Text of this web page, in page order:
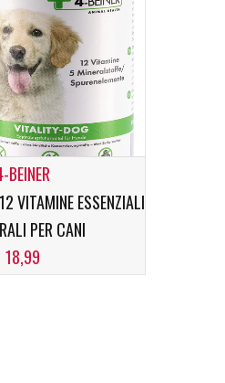
BEINER
VITAMINE ESSENZIALI
PER CANI
18,99